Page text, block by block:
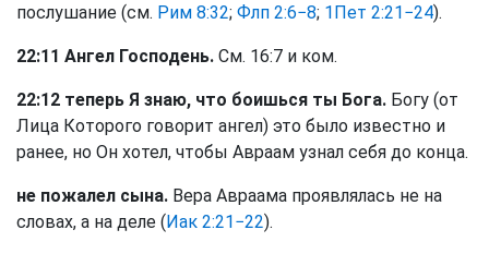
послушание (см. Рим 8:32; Флп 2:6−8; 1Пет 2:21−24).
22:11 Ангел Господень. См. 16:7 и ком.
22:12 теперь Я знаю, что боишься ты Бога. Богу (от
Лица Которого говорит ангел) это было известно и
ранее, но Он хотел, чтобы Авраам узнал себя до конца.
не пожалел сына. Вера Авраама проявлялась не на
словах, а на деле (Иак 2:21−22).